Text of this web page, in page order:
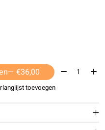
— €36,00 Aantal:
toevoegen